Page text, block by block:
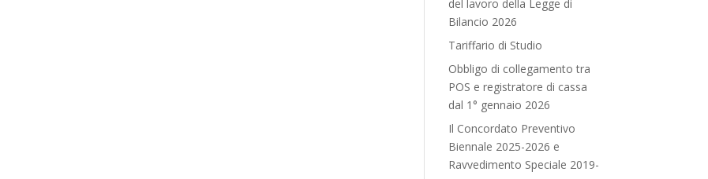
del lavoro della Legge di
Bilancio 2026
Tariffario di Studio
Obbligo di collegamento tra
POS e registratore di cassa
dal 1° gennaio 2026
Il Concordato Preventivo
Biennale 2025-2026 e
Ravvedimento Speciale 2019-